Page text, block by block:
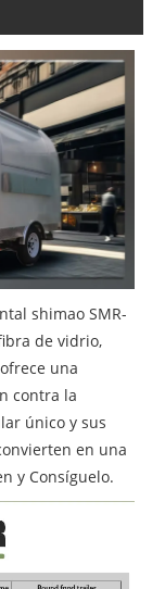
shimao SMR-
de vidrio,
una
contra la
único y sus
en una
y Consíguelo.